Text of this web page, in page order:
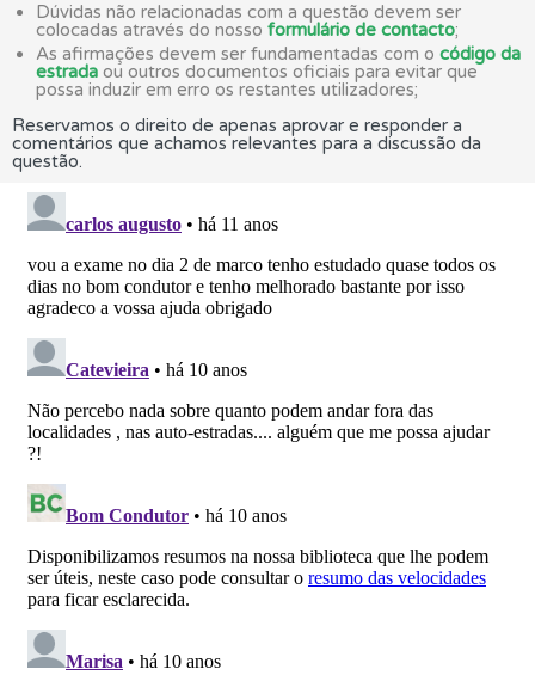
Dúvidas não relacionadas com a questão devem ser
colocadas através do nosso formulário de contacto;
As afirmações devem ser fundamentadas com o código da
estrada ou outros documentos oficiais para evitar que
possa induzir em erro os restantes utilizadores;
Reservamos o direito de apenas aprovar e responder a
comentários que achamos relevantes para a discussão da
questão.